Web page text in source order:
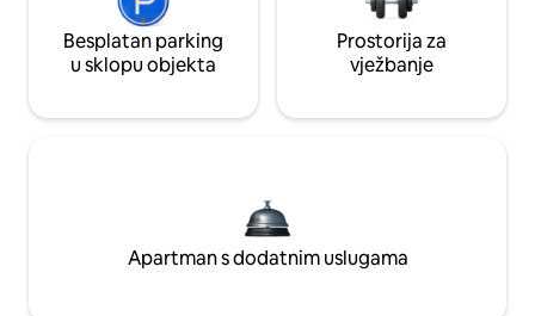
Besplatan parking
u sklopu objekta
Prostorija za
vježbanje
Apartman s dodatnim uslugama